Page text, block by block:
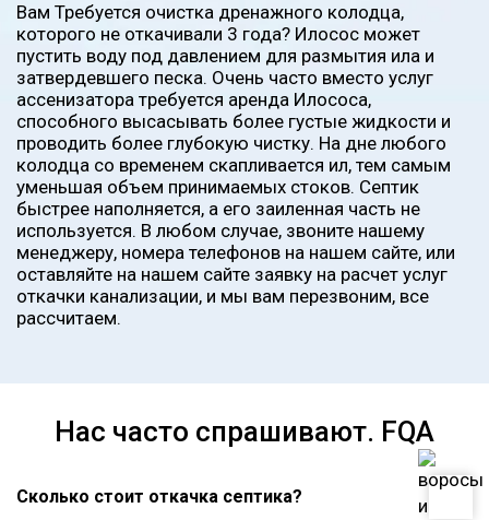
Вам Требуется очистка дренажного колодца,
которого не откачивали 3 года? Илосос может
пустить воду под давлением для размытия ила и
затвердевшего песка. Очень часто вместо услуг
ассенизатора требуется аренда Илососа,
способного высасывать более густые жидкости и
проводить более глубокую чистку. На дне любого
колодца со временем скапливается ил, тем самым
уменьшая объем принимаемых стоков. Септик
быстрее наполняется, а его заиленная часть не
используется. В любом случае, звоните нашему
менеджеру, номера телефонов на нашем сайте, или
оставляйте на нашем сайте заявку на расчет услуг
откачки канализации, и мы вам перезвоним, все
рассчитаем.
Нас часто спрашивают. FQA
Сколько стоит откачка септика?